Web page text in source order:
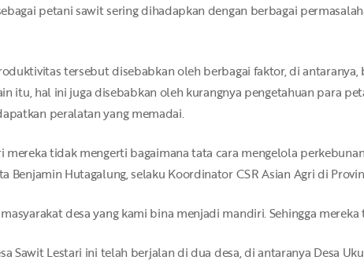
petani sawit sering dihadapkan dengan berbagai
tersebut disebabkan oleh berbagai faktor, di
itu, hal ini juga disebabkan oleh kurangnya pengetahuan para
peralatan yang memadai.
mereka tidak mengerti bagaimana tata cara mengelola
Benjamin Hutagalung, selaku Koordinator CSR Asian Agri di
desa yang kami bina menjadi mandiri. Sehingga
Sawit Lestari ini telah berjalan di dua desa, di antaranya Desa